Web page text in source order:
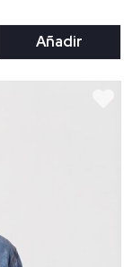
Añadir